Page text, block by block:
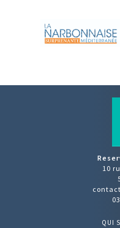
10
QUI